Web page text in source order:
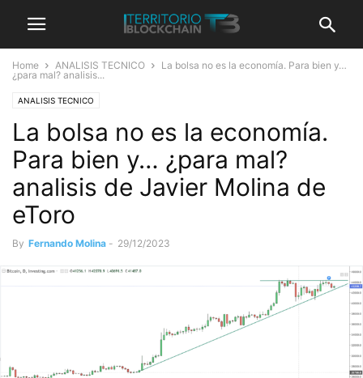
Home ANALISIS TECNICO
La bolsa no es la economía. Para bien y…
¿para mal? analisis...
ANALISIS TECNICO
La bolsa no es la economía.
Para bien y… ¿para mal?
analisis de Javier Molina de
eToro
By Fernando Molina - 29/12/2023